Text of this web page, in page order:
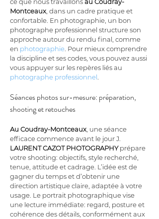
Montceaux , dans un cadre pratique et
confortable. En photographie, un bon
photographe professionnel structure son
approche autour du rendu final, comme
en photographie . Pour mieux comprendre
la discipline et ses codes, vous pouvez aussi
vous appuyer sur les repères liés au
photographe professionnel
Séances photos sur-mesure: préparation,
shooting et retouches
Au Coudray-Montceaux , une séance
efficace commence avant le jour J.
LAURENT CAZOT PHOTOGRAPHY prépare
votre shooting: objectifs, style recherché,
tenue, attitude et cadrage. L’idée est de
gagner du temps et d’obtenir une
direction artistique claire, adaptée à votre
usage. Le portrait photographique vise
une lecture immédiate: regard, posture et
cohérence des détails, conformément aux